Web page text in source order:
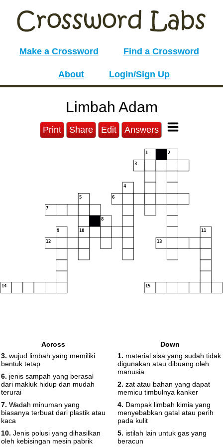
Make a Crossword Find a Crossword
About Login/Sign Up
Limbah Adam
Print Share Edit Answers
1 2
3
4
5 6
7
8
9 10 11
12 13
14 15
Across
3. wujud limbah yang memiliki
bentuk tetap
6. jenis sampah yang berasal
dari makluk hidup dan mudah
terurai
7. Wadah minuman yang
biasanya terbuat dari plastik atau
kaca
10. Jenis polusi yang dihasilkan
oleh kebisingan mesin pabrik
Down
1. material sisa yang sudah tidak
digunakan atau dibuang oleh
manusia
2. zat atau bahan yang dapat
memicu timbulnya kanker
4. Dampak limbah kimia yang
menyebabkan gatal atau perih
pada kulit
5. istilah lain untuk gas yang
beracun